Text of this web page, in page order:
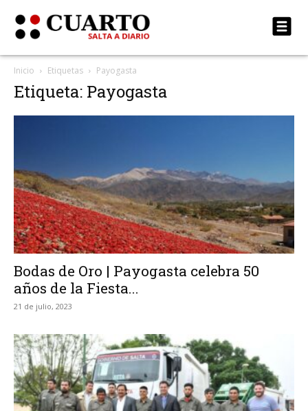
Inicio Etiquetas Payogasta
Etiqueta: Payogasta
Bodas de Oro | Payogasta celebra 50
años de la Fiesta...
21 de julio, 2023